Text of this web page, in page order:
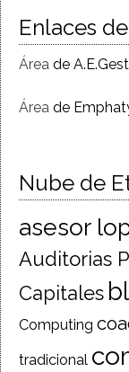
Enlaces
Área de
Área de
Nube de
asesor
Auditorias
Capitales
Computing
tradicional